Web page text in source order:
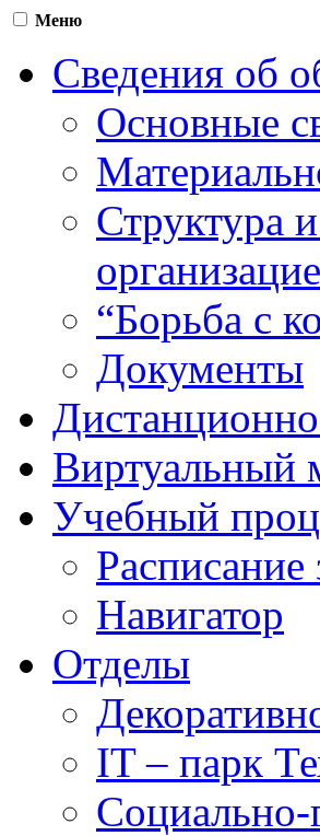
Меню
Сведения об
Основные
Структура
“Борьба с
Документы
Виртуальный
Учебный
Расписание
Навигатор
Отделы
IT – парк
Социально-